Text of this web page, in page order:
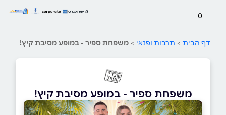
0
דף הבית > תרבות ופנאי > משפחת ספיר - במופע מסיבת קיץ!
משפחת ספיר - במופע מסיבת קיץ!